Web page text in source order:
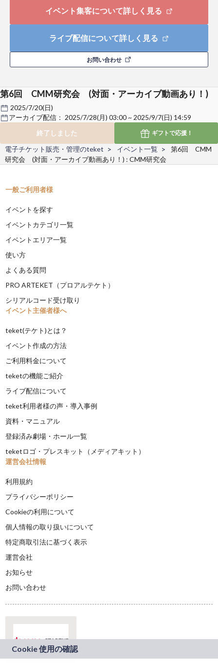
イベント集客について詳しく見る
ライブ配信について詳しく見る
お問い合わせ
第6回 CMM研究会 (対面・アーカイブ動画あり！)
2025/7/20(日)
アーカイブ配信： 2025/7/28(月) 03:00 ~ 2025/9/7(日) 14:59
終了しました
ギフトで応援！
電子チケット販売・管理のteket イベント一覧
第6回 CMM
研究会 (対面・アーカイブ動画あり！) : CMM研究会
一般ご利用者様
イベントを探す
イベントカテゴリ一覧
イベントエリア一覧
使い方
よくある質問
PRO ARTEKET（プロアルテケト）
シリアルコード受け取り
イベント主催者様へ
teket(テケト)とは？
イベント作成の方法
ご利用料金について
teketの機能ご紹介
ライブ配信について
teket利用者様の声・導入事例
資料・マニュアル
登録済み劇場・ホール一覧
teketロゴ・プレスキット（メディアキット）
運営会社情報
利用規約
プライバシーポリシー
Cookieの利用について
個人情報の取り扱いについて
特定商取引法に基づく表示
運営会社
お知らせ
お問い合わせ